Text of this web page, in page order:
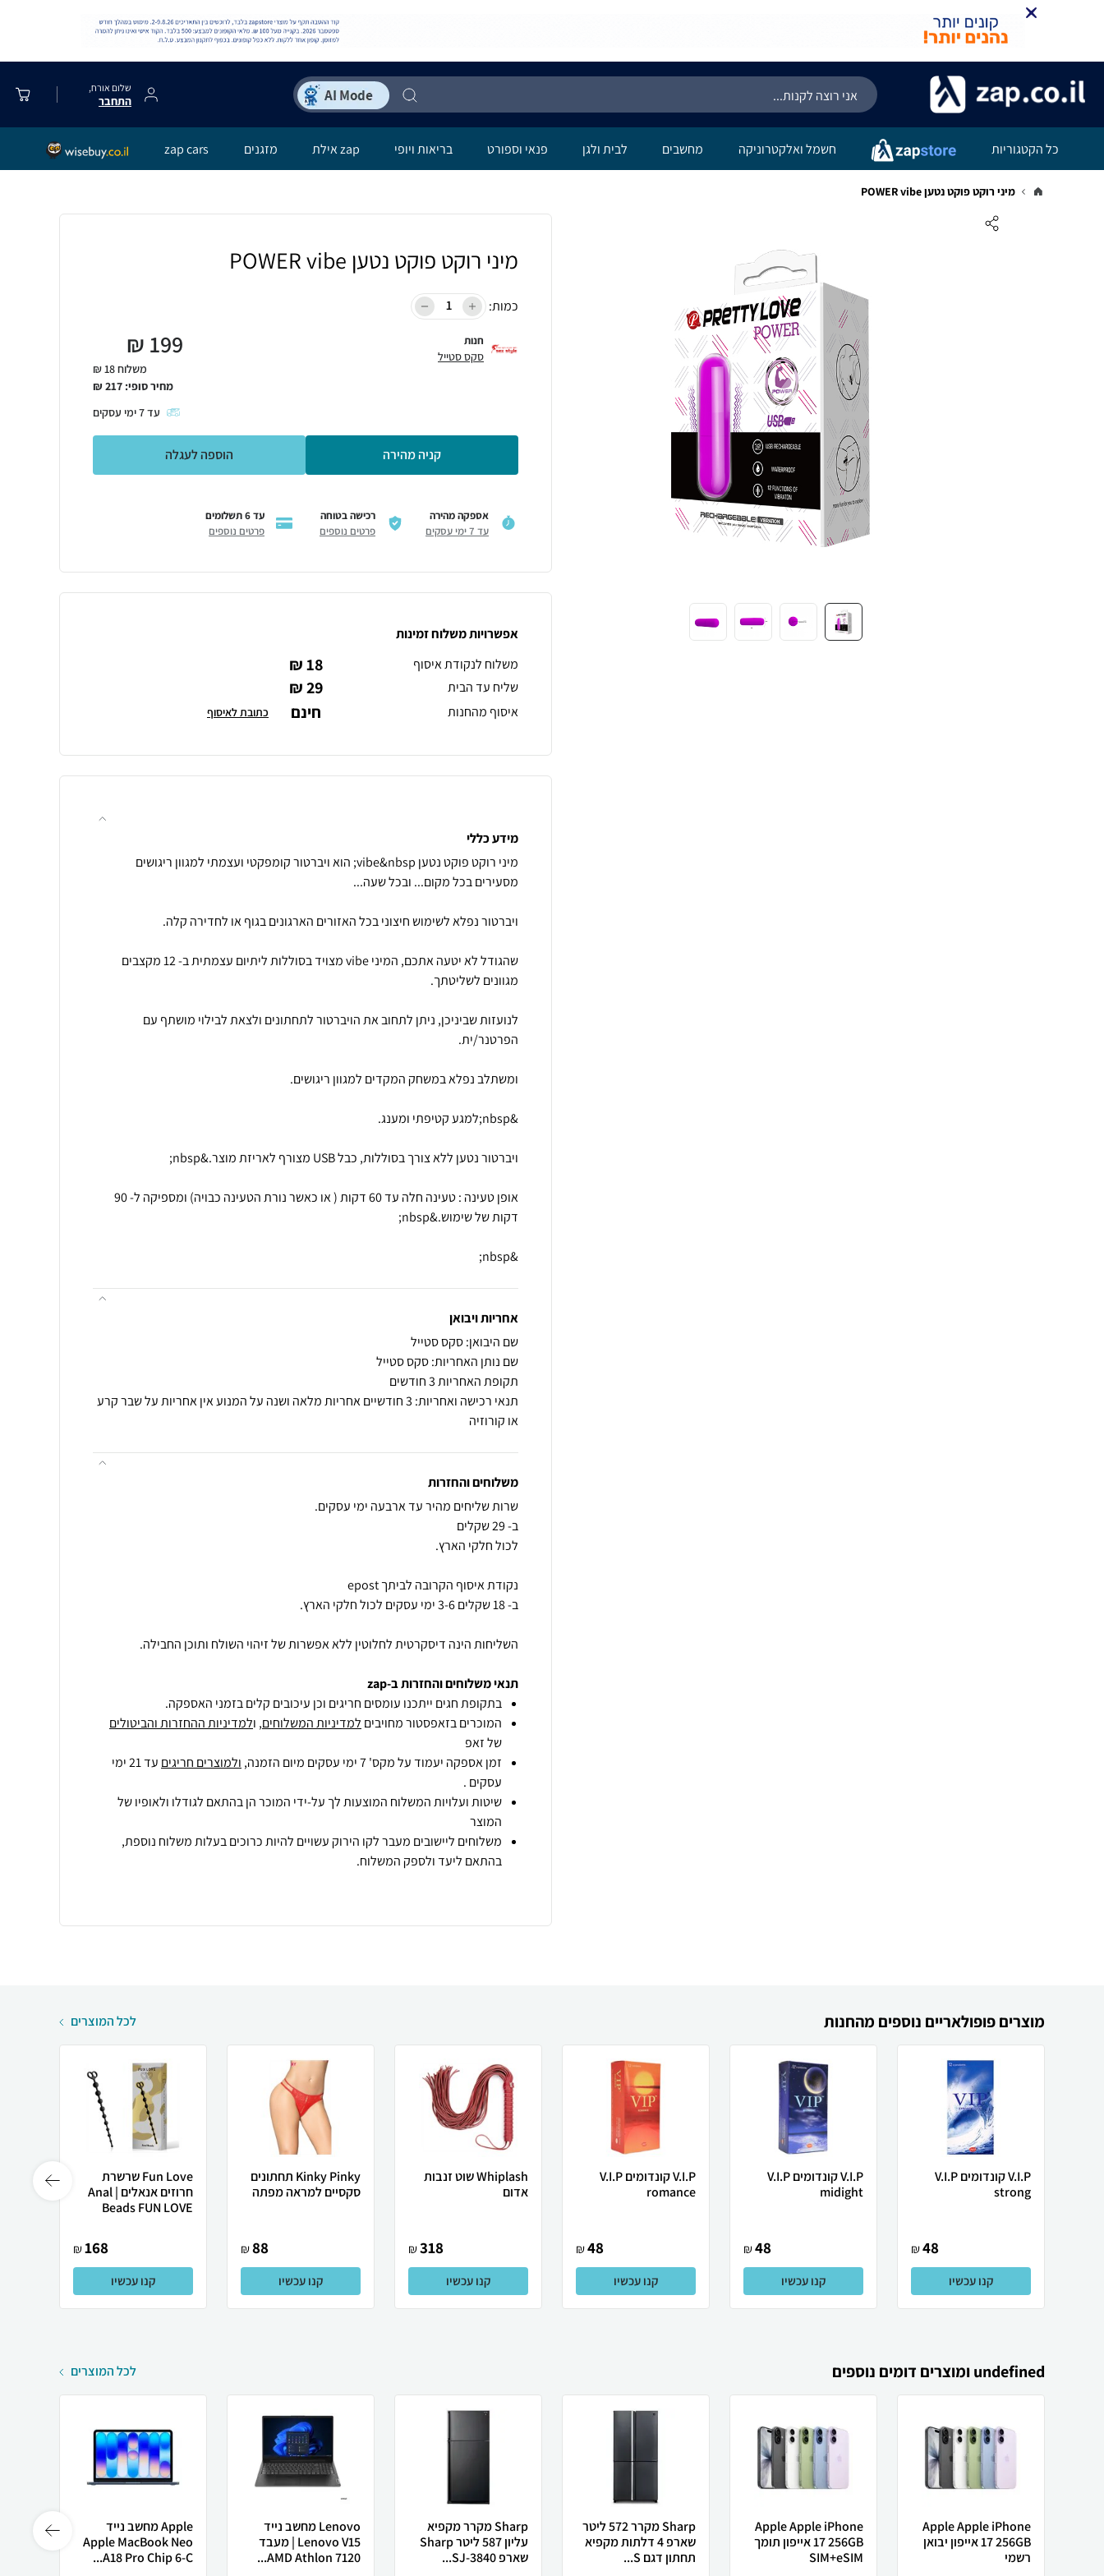
שלום אורח,
התחבר
כל הקטגוריות חשמל ואלקטרוניקה מחשבים לבית ולגן פנאי וספורט בריאות ויופי zap אילת מזגנים zap cars
מיני רוקט פוקט נטען POWER vibe
מיני רוקט פוקט נטען POWER vibe
כמות:
חנות
סקס סטייל 199
₪
משלוח 18 ₪
מחיר סופי: 217
₪
עד7ימי עסקים
קניה מהירה הוספה לעגלה
אספקה מהירה
עד 7 ימי עסקים
רכישה בטוחה
פרטים נוספים
עד 6 תשלומים
פרטים נוספים
אפשרויות משלוח זמינות
משלוח לנקודת איסוף
18 ₪
שליח עד הבית 29 ₪
איסוף מהחנות חינם כתובת לאיסוף
מידע כללי
מיני רוקט פוקט נטען vibe&nbsp; הוא ויברטור קומפקטי ועצמתי למגוון ריגושים
שהגודל לא יטעה אתכם, המיני vibe מצויד בסוללות ליתיום עצמתית ב- 12 מקצבים
לנועזות שביניכן, ניתן לתחוב את הויברטור לתחתונים ולצאת לבילוי מושתף עם
אופן טעינה : טעינה חלה עד 60 דקות ( או כאשר נורת הטעינה כבויה) ומספיקה ל- 90
&nbsp;
אחריות ויבואן
שם היבואן: סקס סטייל
שם נותן האחריות: סקס סטייל
תקופת האחריות 3 חודשים
תנאי רכישה ואחריות: 3 חודשיים אחריות מלאה ושנה על המנוע אין אחריות על שבר קרע
או קורוזיה
משלוחים והחזרות
השליחות הינה דיסקרטית לחלוטין ללא אפשרות של זיהוי השולח ותוכן החבילה.
תנאי משלוחים והחזרות ב-zap
בתקופת חגים ייתכנו עומסים חריגים וכן עיכובים קלים בזמני האספקה.
המוכרים בזאפסטור מחויבים למדיניות המשלוחים, ולמדיניות ההחזרות והביטולים
של זאפ
זמן אספקה יעמוד על מקס' 7 ימי עסקים מיום הזמנה,
ולמוצרים חריגים
עד 21 ימי
עסקים .
שיטות ועלויות המשלוח המוצעות לך על-ידי המוכר הן בהתאם לגודלו ולאופיו של
המוצר
משלוחים ליישובים מעבר לקו הירוק עשויים להיות כרוכים בעלות משלוח נוספת,
בהתאם ליעד ולספק המשלוח.
מוצרים פופולאריים נוספים מהחנות לכל המוצרים
V.I.P קונדומים V.I.P
strong
48
₪
קנו עכשיו
V.I.P קונדומים V.I.P
midight
48
₪
קנו עכשיו
V.I.P קונדומים V.I.P
romance
48
₪
קנו עכשיו
Whiplash שוט זנבות
אדום
318
₪
קנו עכשיו
Kinky Pinky תחתונים
סקסיים למראה מפתה
88
₪
קנו עכשיו
Fun Love שרשרת
חרוזים אנאלים | Anal
Beads FUN LOVE
168
₪
קנו עכשיו
undefined ומוצרים דומים נוספים לכל המוצרים
Apple Apple iPhone
17 256GB אייפון יבואן
רשמי
Apple Apple iPhone
17 256GB אייפון תומך
SIM+eSIM
Sharp מקרר 572 ליטר
שארפ 4 דלתות מקפיא
תחתון דגם S...
Sharp מקרר מקפיא
עליון 587 ליטר Sharp
שארפ SJ-3840...
Lenovo מחשב נייד
Lenovo V15 | מעבד
AMD Athlon 7120...
Apple מחשב נייד
Apple MacBook Neo
A18 Pro Chip 6-C...